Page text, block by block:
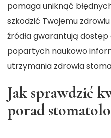
pomaga uniknąć
szkodzić Twojemu
źródła gwarantują
popartych naukowo
utrzymania zdrowia
Jak sprawdzić
porad